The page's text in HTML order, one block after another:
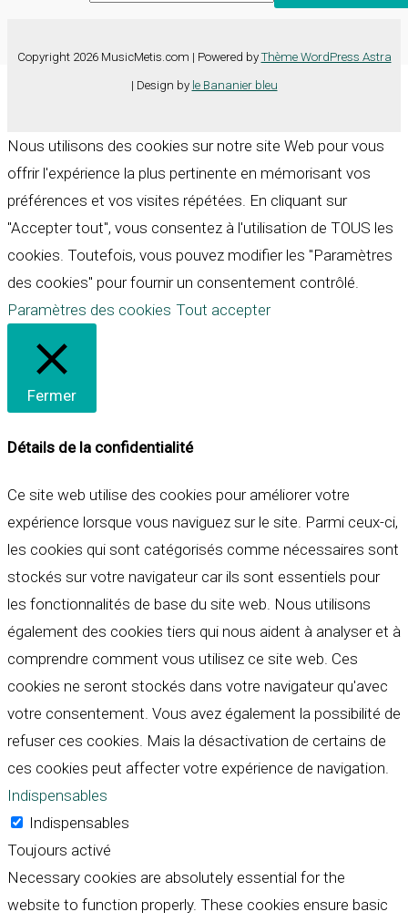
Copyright 2026 MusicMetis.com | Powered by Thème WordPress Astra
| Design by le Bananier bleu
Nous utilisons des cookies sur notre site Web pour vous
offrir l'expérience la plus pertinente en mémorisant vos
préférences et vos visites répétées. En cliquant sur
"Accepter tout", vous consentez à l'utilisation de TOUS les
cookies. Toutefois, vous pouvez modifier les "Paramètres
des cookies" pour fournir un consentement contrôlé.
Paramètres des cookies Tout accepter
Fermer
Détails de la confidentialité
Ce site web utilise des cookies pour améliorer votre
expérience lorsque vous naviguez sur le site. Parmi ceux-ci,
les cookies qui sont catégorisés comme nécessaires sont
stockés sur votre navigateur car ils sont essentiels pour
les fonctionnalités de base du site web. Nous utilisons
également des cookies tiers qui nous aident à analyser et à
comprendre comment vous utilisez ce site web. Ces
cookies ne seront stockés dans votre navigateur qu'avec
votre consentement. Vous avez également la possibilité de
refuser ces cookies. Mais la désactivation de certains de
ces cookies peut affecter votre expérience de navigation.
Indispensables
Indispensables
Toujours activé
Necessary cookies are absolutely essential for the
website to function properly. These cookies ensure basic